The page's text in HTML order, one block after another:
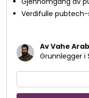
Verdifulle
Av Vahe
Grunnlegger i